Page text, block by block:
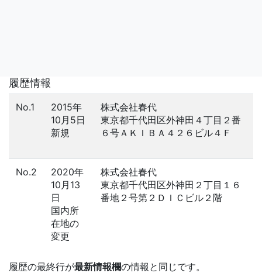
履歴情報
No.1
2015年
10月5日
新規
株式会社春代
東京都千代田区外神田４丁目２番
６号ＡＫＩＢＡ４２６ビル４Ｆ
No.2
2020年
10月13
日
国内所
在地の
変更
株式会社春代
東京都千代田区外神田２丁目１６
番地２号第２ＤＩＣビル２階
履歴の最終行が最新情報欄の情報と同じです。